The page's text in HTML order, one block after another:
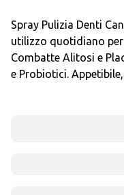
Spray Pulizia Denti
utilizzo quotidiano per
Combatte Alitosi e
e Probiotici.